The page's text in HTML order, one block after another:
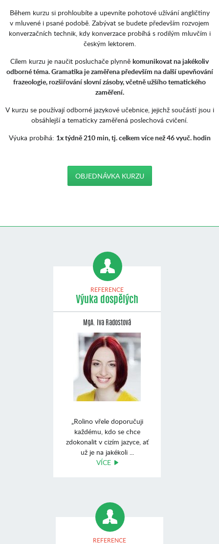
Během kurzu si prohloubíte a upevníte pohotové užívání angličtiny
v mluvené i psané podobě. Zabývat se budete především rozvojem
konverzačních technik, kdy konverzace probíhá s rodilým mluvčím i
českým lektorem.
Cílem kurzu je naučit posluchače plynně komunikovat na jakékoliv
odborné téma. Gramatika je zaměřena především na další upevňování
frazeologie, rozšiřování slovní zásoby, včetně užšího tematického
zaměření.
V kurzu se používají odborné jazykové učebnice, jejichž součástí jsou i
obsáhlejší a tematicky zaměřená poslechová cvičení.
Výuka probíhá: 1x týdně 210 min, tj. celkem více než 46 vyuč. hodin
OBJEDNÁVKA KURZU
REFERENCE
Výuka dospělých
MgA. Iva Radostová
„Rolino vřele doporučuji
každému, kdo se chce
zdokonalit v cizím jazyce, ať
už je na jakékoli ...
VÍCE
REFERENCE